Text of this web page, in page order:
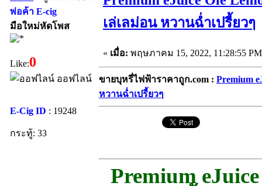
พ่อค้า E-cig
มือใหม่หัดโพส
Like:0
ออฟไลน์
E-Cig ID : 19248
กระทู้: 33
เล่เลม่อน หวานฉ่ำเปรี้ยวๆ
« เมื่อ: พฤษภาคม 15, 2022, 11:28:55
ขายบุหรี่ไฟฟ้าราคาถูก.com : Premium
หวานฉ่ำเปรี้ยวๆ
Premium